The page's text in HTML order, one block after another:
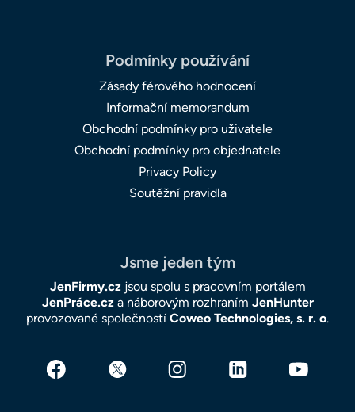
Podmínky používání
Zásady férového hodnocení
Informační memorandum
Obchodní podmínky pro uživatele
Obchodní podmínky pro objednatele
Privacy Policy
Soutěžní pravidla
Jsme jeden tým
JenFirmy.czjsou spolu s pracovním portálem
JenPráce.cza náborovým rozhraním JenHunter
provozované společností Coweo Technologies, s. r. o.